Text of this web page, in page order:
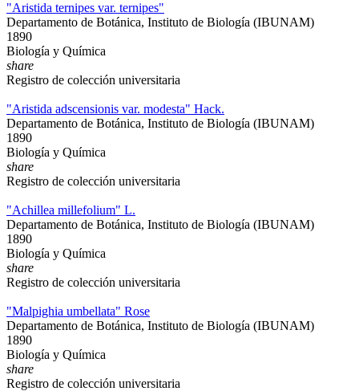
"Aristida ternipes var. ternipes"
Departamento de Botánica, Instituto de Biología (IBUNAM)
1890
Biología y Química
share
Registro de colección universitaria
"Aristida adscensionis var. modesta" Hack.
Departamento de Botánica, Instituto de Biología (IBUNAM)
1890
Biología y Química
share
Registro de colección universitaria
"Achillea millefolium" L.
Departamento de Botánica, Instituto de Biología (IBUNAM)
1890
Biología y Química
share
Registro de colección universitaria
"Malpighia umbellata" Rose
Departamento de Botánica, Instituto de Biología (IBUNAM)
1890
Biología y Química
share
Registro de colección universitaria